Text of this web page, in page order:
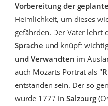
Vorbereitung der
Heimlichkeit, um dieses
gefährden. Der Vater lehrt
Sprache und knüpft
und Verwandten im
auch Mozarts Porträt als "
entstanden sein. Der so
wurde 1777 in Salzburg